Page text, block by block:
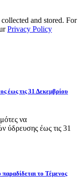
and stored. For
Privacy Policy
έως τις 31 Δεκεμβρίου
να
ύδρευσης έως τις 31
το Τέμενος